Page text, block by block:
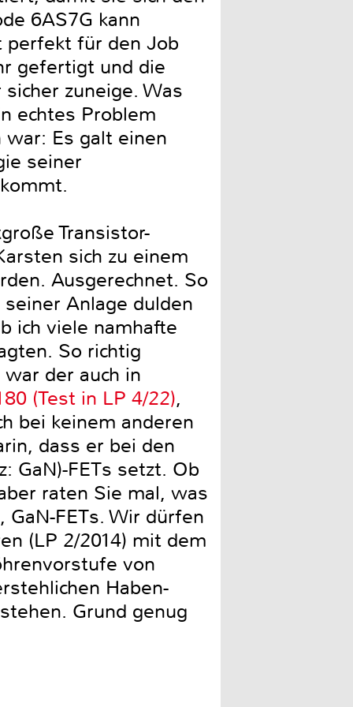
6AS7G kann
perfekt für den Job
gefertigt und die
zuneige. Was
echtes Problem
Es galt einen
seiner
Transistor-
sich zu einem
Ausgerechnet. So
Anlage dulden
ich viele namhafte
So richtig
der auch in
(Test in LP 4/22),
bei keinem anderen
dass er bei den
GaN)-FETs setzt. Ob
raten Sie mal, was
FETs. Wir dürfen
(LP 2/2014) mit dem
von
Haben-
Grund genug